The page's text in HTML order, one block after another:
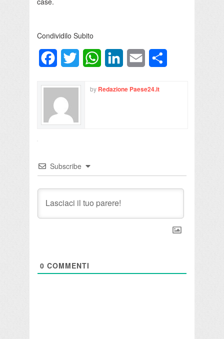
Condividilo Subito
FacebookTwitter WhatsAppLinkedInEmail
by Redazione Paese24.it
Subscribe
0 COMMENTI